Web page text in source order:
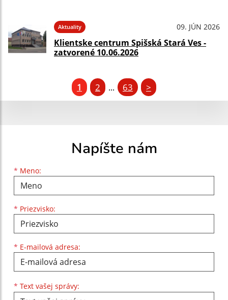
Aktuality 09. JÚN 2026
Klientske centrum Spišská Stará Ves -
zatvorené 10.06.2026
1 2 ... 63 >
Napíšte nám
* Meno:
Meno
* Priezvisko:
Priezvisko
* E-mailová adresa:
E-mailová adresa
* Text vašej správy: